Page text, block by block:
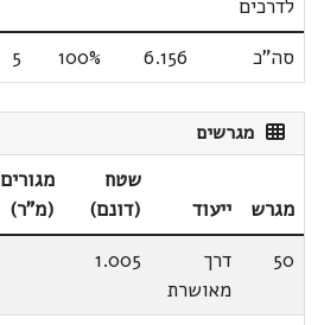
לדרכים
סה"כ
6.156
100%
5
מגרשים
מגרש ייעוד
שטח
(דונם)
מגורים
(מ"ר)
50
דרך
מאושרת
1.005